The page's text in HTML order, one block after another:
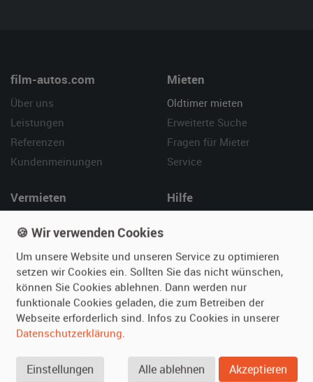
film-autos.com
Über uns
Leistungen
Referenzen
Kundenmeinungen
Mieten
Oldtimer mieten
Erweiterte Suche
Fragen für Mieter
Service
Vermieten
Fotos senden
Fragen für Vermieter
Inserat verwalten
Hilfe
Kontakt
SPECIAL
Berühmte Filmautos –
🍪 Wir verwenden Cookies
Um unsere Website und unseren Service zu optimieren
setzen wir Cookies ein. Sollten Sie das nicht wünschen,
können Sie Cookies ablehnen. Dann werden nur
funktionale Cookies geladen, die zum Betreiben der
Webseite erforderlich sind. Infos zu Cookies in unserer
Datenschutzerklärung.
Einstellungen Alle ablehnen Akzeptieren